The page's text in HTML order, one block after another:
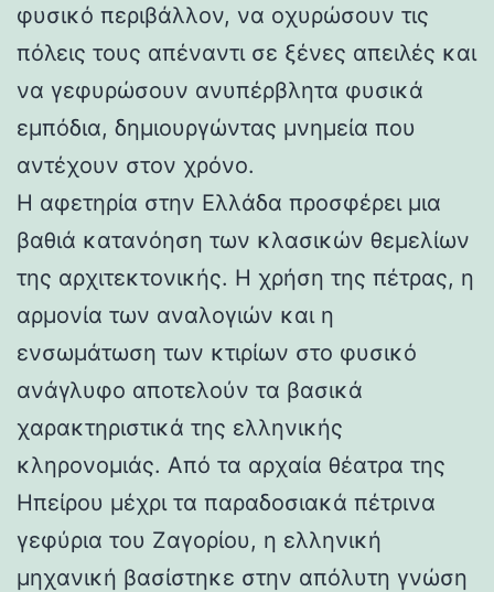
φυσικό περιβάλλον, να οχυρώσουν τις
πόλεις τους απέναντι σε ξένες απειλές και
να γεφυρώσουν ανυπέρβλητα φυσικά
εμπόδια, δημιουργώντας μνημεία που
αντέχουν στον χρόνο.
Η αφετηρία στην Ελλάδα προσφέρει μια
βαθιά κατανόηση των κλασικών θεμελίων
της αρχιτεκτονικής. Η χρήση της πέτρας, η
αρμονία των αναλογιών και η
ενσωμάτωση των κτιρίων στο φυσικό
ανάγλυφο αποτελούν τα βασικά
χαρακτηριστικά της ελληνικής
κληρονομιάς. Από τα αρχαία θέατρα της
Ηπείρου μέχρι τα παραδοσιακά πέτρινα
γεφύρια του Ζαγορίου, η ελληνική
μηχανική βασίστηκε στην απόλυτη γνώση